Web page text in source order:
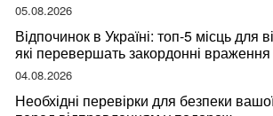
05.08.2026
Відпочинок в Україні: топ-5 місць для
які перевершать закордонні враження
04.08.2026
Необхідні перевірки для безпеки